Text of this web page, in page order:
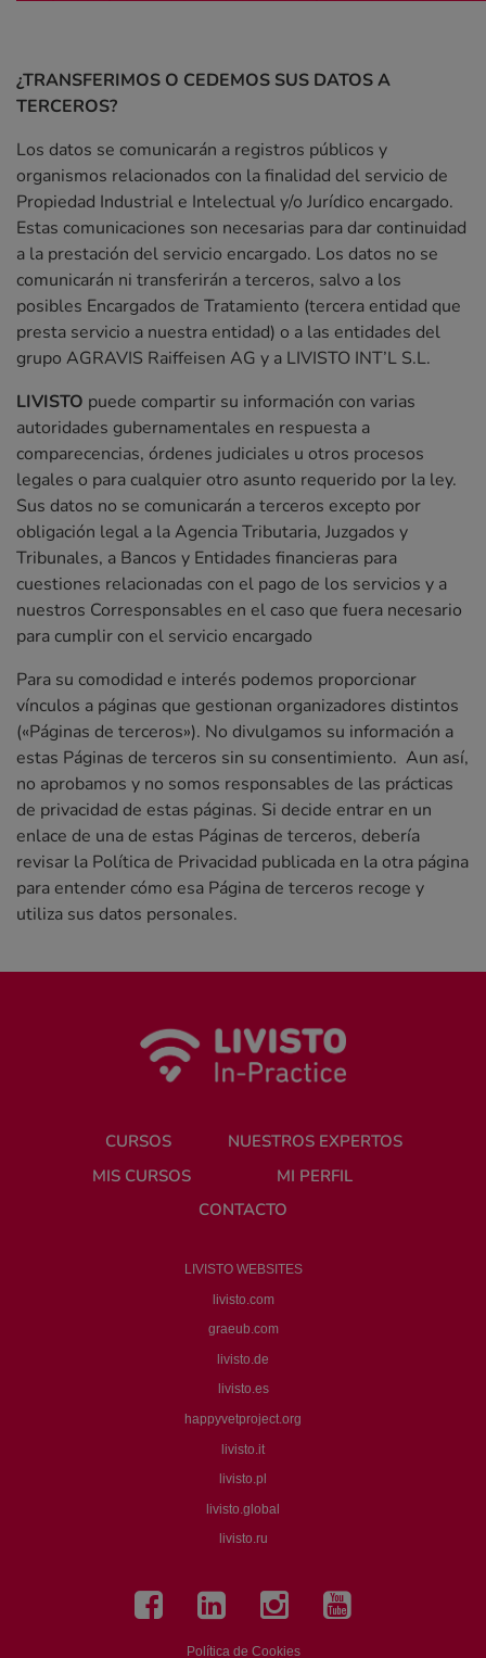
¿TRANSFERIMOS O CEDEMOS SUS DATOS A
TERCEROS?
Los datos se comunicarán a registros públicos y
organismos relacionados con la finalidad del servicio de
Propiedad Industrial e Intelectual y/o Jurídico encargado.
Estas comunicaciones son necesarias para dar continuidad
a la prestación del servicio encargado. Los datos no se
comunicarán ni transferirán a terceros, salvo a los
posibles Encargados de Tratamiento (tercera entidad que
presta servicio a nuestra entidad) o a las entidades del
grupo AGRAVIS Raiffeisen AG y a LIVISTO INT’L S.L.
LIVISTO puede compartir su información con varias
autoridades gubernamentales en respuesta a
comparecencias, órdenes judiciales u otros procesos
legales o para cualquier otro asunto requerido por la ley.
Sus datos no se comunicarán a terceros excepto por
obligación legal a la Agencia Tributaria, Juzgados y
Tribunales, a Bancos y Entidades financieras para
cuestiones relacionadas con el pago de los servicios y a
nuestros Corresponsables en el caso que fuera necesario
para cumplir con el servicio encargado
Para su comodidad e interés podemos proporcionar
vínculos a páginas que gestionan organizadores distintos
(«Páginas de terceros»). No divulgamos su información a
estas Páginas de terceros sin su consentimiento. Aun así,
no aprobamos y no somos responsables de las prácticas
de privacidad de estas páginas. Si decide entrar en un
enlace de una de estas Páginas de terceros, debería
revisar la Política de Privacidad publicada en la otra página
para entender cómo esa Página de terceros recoge y
utiliza sus datos personales.
CURSOS
NUESTROS EXPERTOS
MIS CURSOS
MI PERFIL
CONTACTO
LIVISTO WEBSITES
livisto.com
graeub.com
livisto.de
livisto.es
happyvetproject.org
livisto.it
livisto.pl
livisto.global
livisto.ru
Política de Cookies